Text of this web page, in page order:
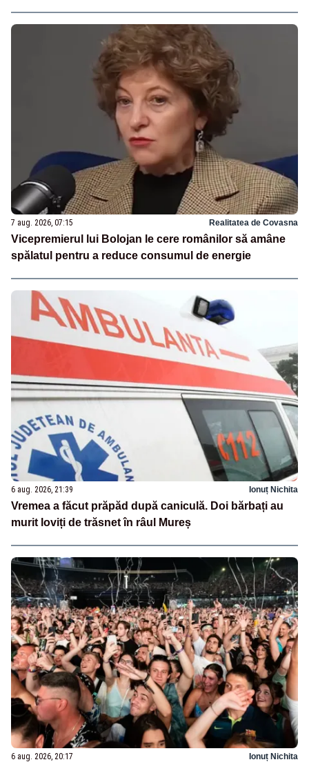
7 aug. 2026, 07:15 Realitatea de Covasna
Vicepremierul lui Bolojan le cere românilor să amâne
spălatul pentru a reduce consumul de energie
6 aug. 2026, 21:39 Ionuț Nichita
Vremea a făcut prăpăd după caniculă. Doi bărbați au
murit loviți de trăsnet în râul Mureș
6 aug. 2026, 20:17 Ionuț Nichita